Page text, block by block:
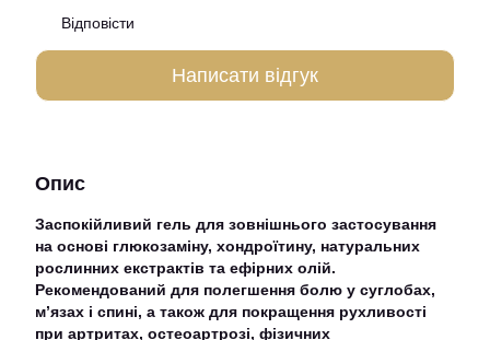
Відповісти
Написати відгук
Опис
Заспокійливий гель для зовнішнього застосування
на основі глюкозаміну, хондроїтину, натуральних
рослинних екстрактів та ефірних олій.
Рекомендований для полегшення болю у суглобах,
м’язах і спині, а також для покращення рухливості
при артритах, остеоартрозі, фізичних